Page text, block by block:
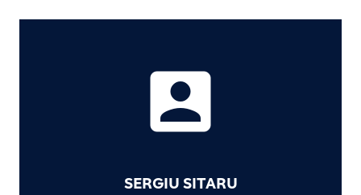
account_box
SERGIU SITARU